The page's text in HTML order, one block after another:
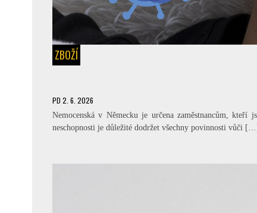
ZBOŽÍ
PD 2. 6. 2026
Nemocenská v Německu je určena zaměstnancům, kteří
neschopnosti je důležité dodržet všechny povinnosti vůči